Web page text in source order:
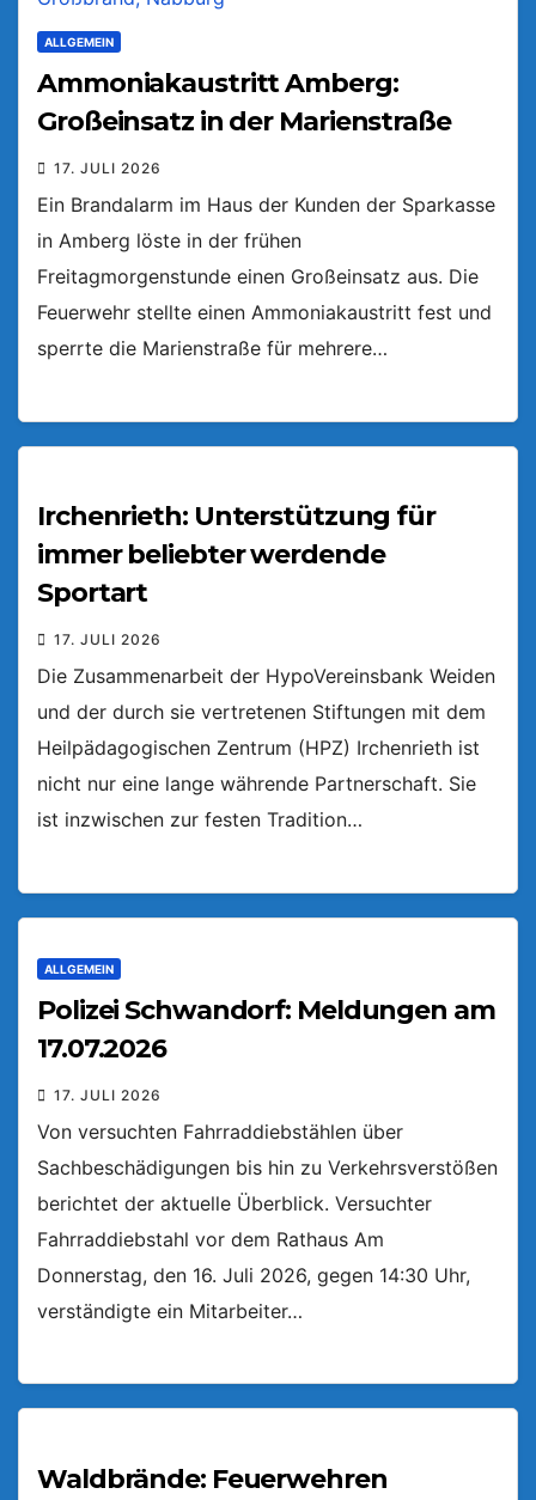
ALLGEMEIN
Ammoniakaustritt Amberg:
Großeinsatz in der Marienstraße
17. JULI 2026
Ein Brandalarm im Haus der Kunden der Sparkasse
in Amberg löste in der frühen
Freitagmorgenstunde einen Großeinsatz aus. Die
Feuerwehr stellte einen Ammoniakaustritt fest und
sperrte die Marienstraße für mehrere…
Irchenrieth: Unterstützung für
immer beliebter werdende
Sportart
17. JULI 2026
Die Zusammenarbeit der HypoVereinsbank Weiden
und der durch sie vertretenen Stiftungen mit dem
Heilpädagogischen Zentrum (HPZ) Irchenrieth ist
nicht nur eine lange währende Partnerschaft. Sie
ist inzwischen zur festen Tradition…
ALLGEMEIN
Polizei Schwandorf: Meldungen am
17.07.2026
17. JULI 2026
Von versuchten Fahrraddiebstählen über
Sachbeschädigungen bis hin zu Verkehrsverstößen
berichtet der aktuelle Überblick. Versuchter
Fahrraddiebstahl vor dem Rathaus Am
Donnerstag, den 16. Juli 2026, gegen 14:30 Uhr,
verständigte ein Mitarbeiter…
Waldbrände: Feuerwehren